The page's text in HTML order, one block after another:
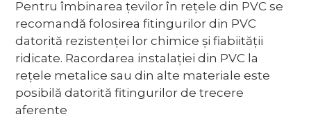
Pentru îmbinarea țevilor în rețele din PVC se
recomandă folosirea fitingurilor din PVC
datorită rezistenței lor chimice și fiabiității
ridicate. Racordarea instalației din PVC la
rețele metalice sau din alte materiale este
posibilă datorită fitingurilor de trecere
aferente